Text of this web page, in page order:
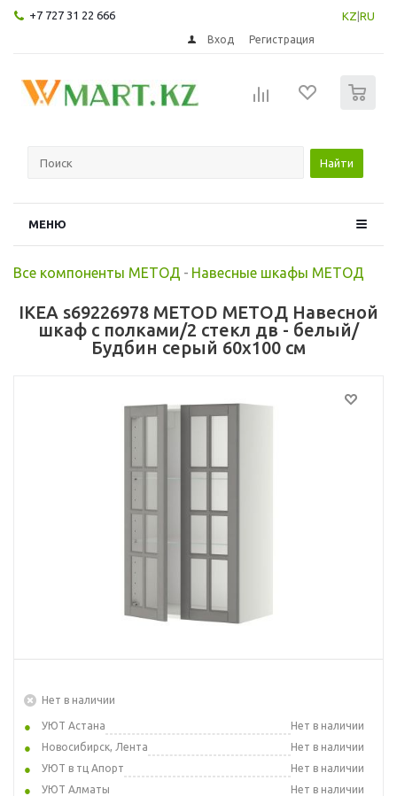
+7 727 31 22 666 KZ RU
Вход Регистрация
Найти
МЕНЮ
Все компоненты МЕТОД - Навесные шкафы МЕТОД
IKEA s69226978 METOD МЕТОД Навесной
шкаф с полками/2 стекл дв - белый/
Будбин серый 60x100 см
Нет в наличии
УЮТ Астана
Нет в наличии
Новосибирск, Лента
Нет в наличии
УЮТ в тц Апорт
Нет в наличии
УЮТ Алматы
Нет в наличии